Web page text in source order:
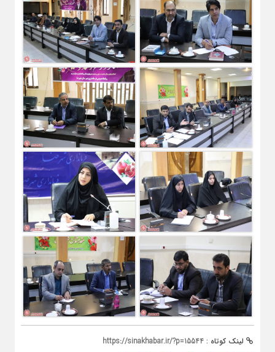
لینک کوتاه : https://sinakhabar.ir/?p=15544